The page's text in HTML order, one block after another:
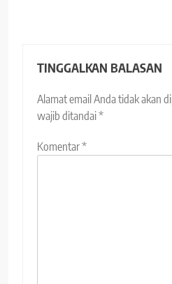
TINGGALKAN BALASAN
Alamat email Anda tidak akan
wajib ditandai*
Komentar*